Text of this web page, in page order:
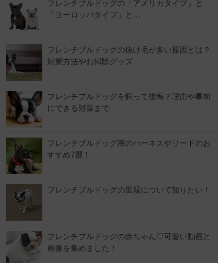
フレンチブルドッグの「アメリカタイプ」と
「ヨーロッパタイプ」と…
フレンチブルドッグの抜け毛が多い原因とは？
対策方法やお掃除グッズ
フレンチブルドッグを飼って後悔？理由や事前
にできる対策まで
フレンチブルドッグ用のハーネスやリードのお
すすめ7選！
フレンチブルドッグの里親について知りたい！
フレンチブルドッグの赤ちゃん♡可愛い動画と
画像を集めました！